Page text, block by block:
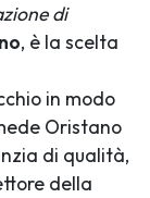
di
, è la scelta
in modo
Oristano
di qualità,
della